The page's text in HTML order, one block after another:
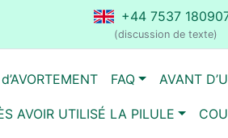
+44 7537
(discussion de texte)
FAQ AVANT
AVOIR UTILISÉ LA PILULE